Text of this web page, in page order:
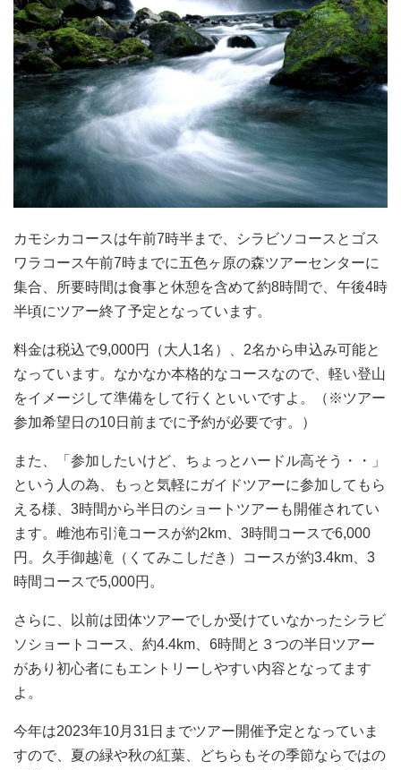
カモシカコースは午前7時半まで、シラビソコースとゴス
ワラコース午前7時までに五色ヶ原の森ツアーセンターに
集合、所要時間は食事と休憩を含めて約8時間で、午後4時
半頃にツアー終了予定となっています。
料金は税込で9,000円（大人1名）、2名から申込み可能と
なっています。なかなか本格的なコースなので、軽い登山
をイメージして準備をして行くといいですよ。（※ツアー
参加希望日の10日前までに予約が必要です。）
また、「参加したいけど、ちょっとハードル高そう・・」
という人の為、もっと気軽にガイドツアーに参加してもら
える様、3時間から半日のショートツアーも開催されてい
ます。雌池布引滝コースが約2km、3時間コースで6,000
円。久手御越滝（くてみこしだき）コースが約3.4km、3
時間コースで5,000円。
さらに、以前は団体ツアーでしか受けていなかったシラビ
ソショートコース、約4.4km、6時間と３つの半日ツアー
があり初心者にもエントリーしやすい内容となってます
よ。
今年は2023年10月31日までツアー開催予定となっていま
すので、夏の緑や秋の紅葉、どちらもその季節ならではの